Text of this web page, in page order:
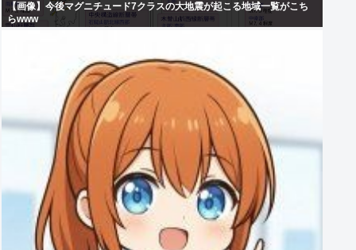
【画像】今後マグニチュード7クラスの大地震が起こる地域一覧がこち
らwww